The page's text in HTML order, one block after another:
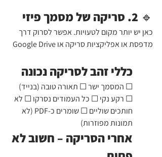
🔹 2. סריקה של מסמך פיזי
כאן יש יותר מקום לטעויות. אפשר לסרוק דרך
מדפסת או אפליקציות סריקה או Google Drive
כללי זהב לסריקה נכונה
☐ המסמך ישר ☐ תאורה טובה (בנייד)
☐ רקע נקי ☐ כל העמודים נסרקו ☐ לא
חותכים שוליים ☐ שומרים כ-PDF (לא
תמונות מפוזרות)
אחרי הסריקה – חשוב לא